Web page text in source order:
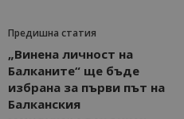
Предишна статия
„Винена личност на
Балканите“ ще бъде
избрана за първи път на
Балканския